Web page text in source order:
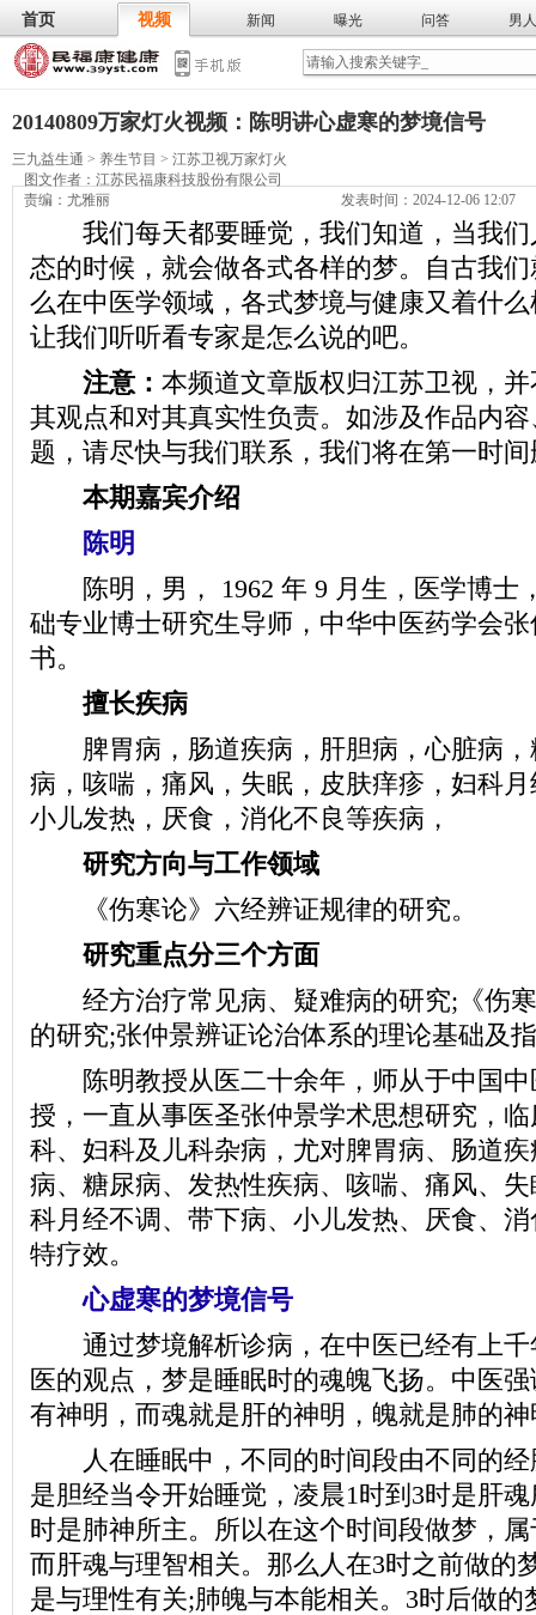
首页 视频 新闻 曝光 问答 男人
武术 气功 膳食 食谱 营养
20140809万家灯火视频：陈明讲心虚寒的梦境信号
三九益生通 > 养生节目 > 江苏卫视万家灯火
图文作者： 江苏民福康科技股份有限公司
责编：尤雅丽
发表时间：2024-12-06 12:07
我们每天都要睡觉，我们知道，当我们
态的时候，就会做各式各样的梦。自古我
么在中医学领域，各式梦境与健康又着什
让我们听听看专家是怎么说的吧。
注意： 本频道文章版权归江苏卫视，
其观点和对其真实性负责。如涉及作品内
题，请尽快与我们联系，我们将在第一时
本期嘉宾介绍
陈明
陈明，男， 1962 年 9 月生，医学博士
础专业博士研究生导师，中华中医药学会
书。
擅长疾病
脾胃病，肠道疾病，肝胆病，心脏病，
病，咳喘，痛风，失眠，皮肤痒疹，妇科
小儿发热，厌食，消化不良等疾病，
研究方向与工作领域
《伤寒论》六经辨证规律的研究。
研究重点分三个方面
经方治疗常见病、疑难病的研究;《伤寒
的研究;张仲景辨证论治体系的理论基础及
陈明教授从医二十余年，师从于中国中
授，一直从事医圣张仲景学术思想研究，
科、妇科及儿科杂病，尤对脾胃病、肠道
病、糖尿病、发热性疾病、咳喘、痛风、
科月经不调、带下病、小儿发热、厌食、
特疗效。
心虚寒的梦境信号
通过梦境解析诊病，在中医已经有上千
医的观点，梦是睡眠时的魂魄飞扬。中医
有神明，而魂就是肝的神明，魄就是肺的
人在睡眠中，不同的时间段由不同的经
是胆经当令开始睡觉，凌晨1时到3时是肝
时是肺神所主。所以在这个时间段做梦，
而肝魂与理智相关。那么人在3时之前做的
是与理性有关;肺魄与本能相关。3时后做的